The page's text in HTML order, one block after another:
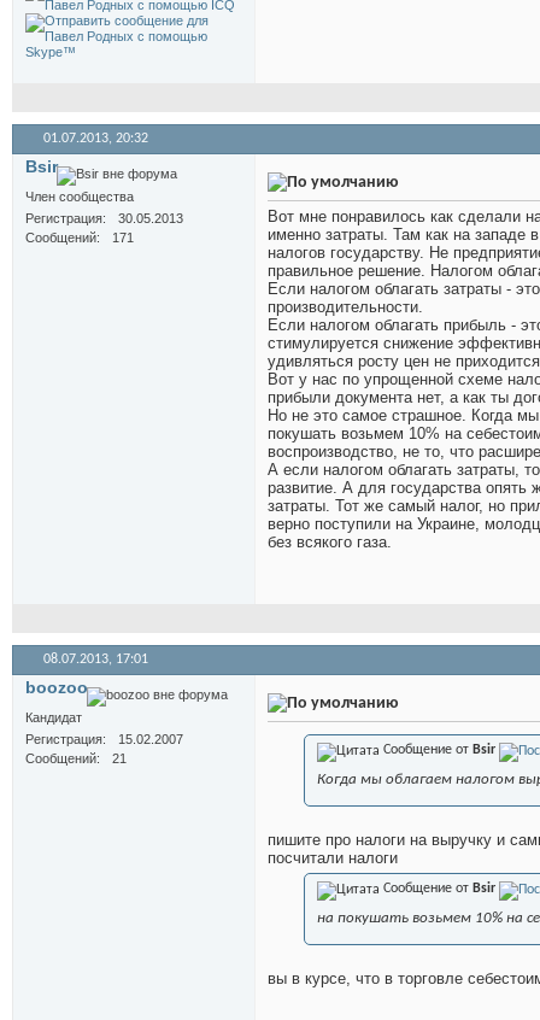
01.07.2013, 20:32
Bsir
Член сообщества
Регистрация
30.05.2013
Сообщений
171
Вот мне понравилось как сделали
именно затраты. Там как на западе
налогов государству. Не
правильное решение. Налогом
Если налогом облагать затраты -
производительности.
Если налогом облагать прибыль -
стимулируется снижение
удивляться росту цен не
Вот у нас по упрощенной схеме
прибыли документа нет, а как ты
Но не это самое страшное. Когда
покушать возьмем 10% на
воспроизводство, не то, что
А если налогом облагать затраты,
развитие. А для государства опять
затраты. Тот же самый налог, но
верно поступили на Украине,
без всякого газа.
08.07.2013, 17:01
boozoo
Кандидат
Регистрация
15.02.2007
Сообщений
21
Сообщение от Bsir
Когда мы облагаем налогом
пишите про налоги на выручку и
посчитали налоги
Сообщение от Bsir
на покушать возьмем 10% на
вы в курсе, что в торговле